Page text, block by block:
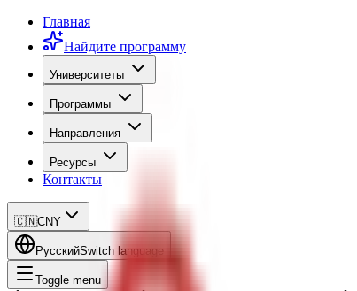
Главная
Найдите программу
Университеты
Программы
Направления
Ресурсы
Контакты
🇨🇳CNY
РусскийSwitch language
Toggle menu